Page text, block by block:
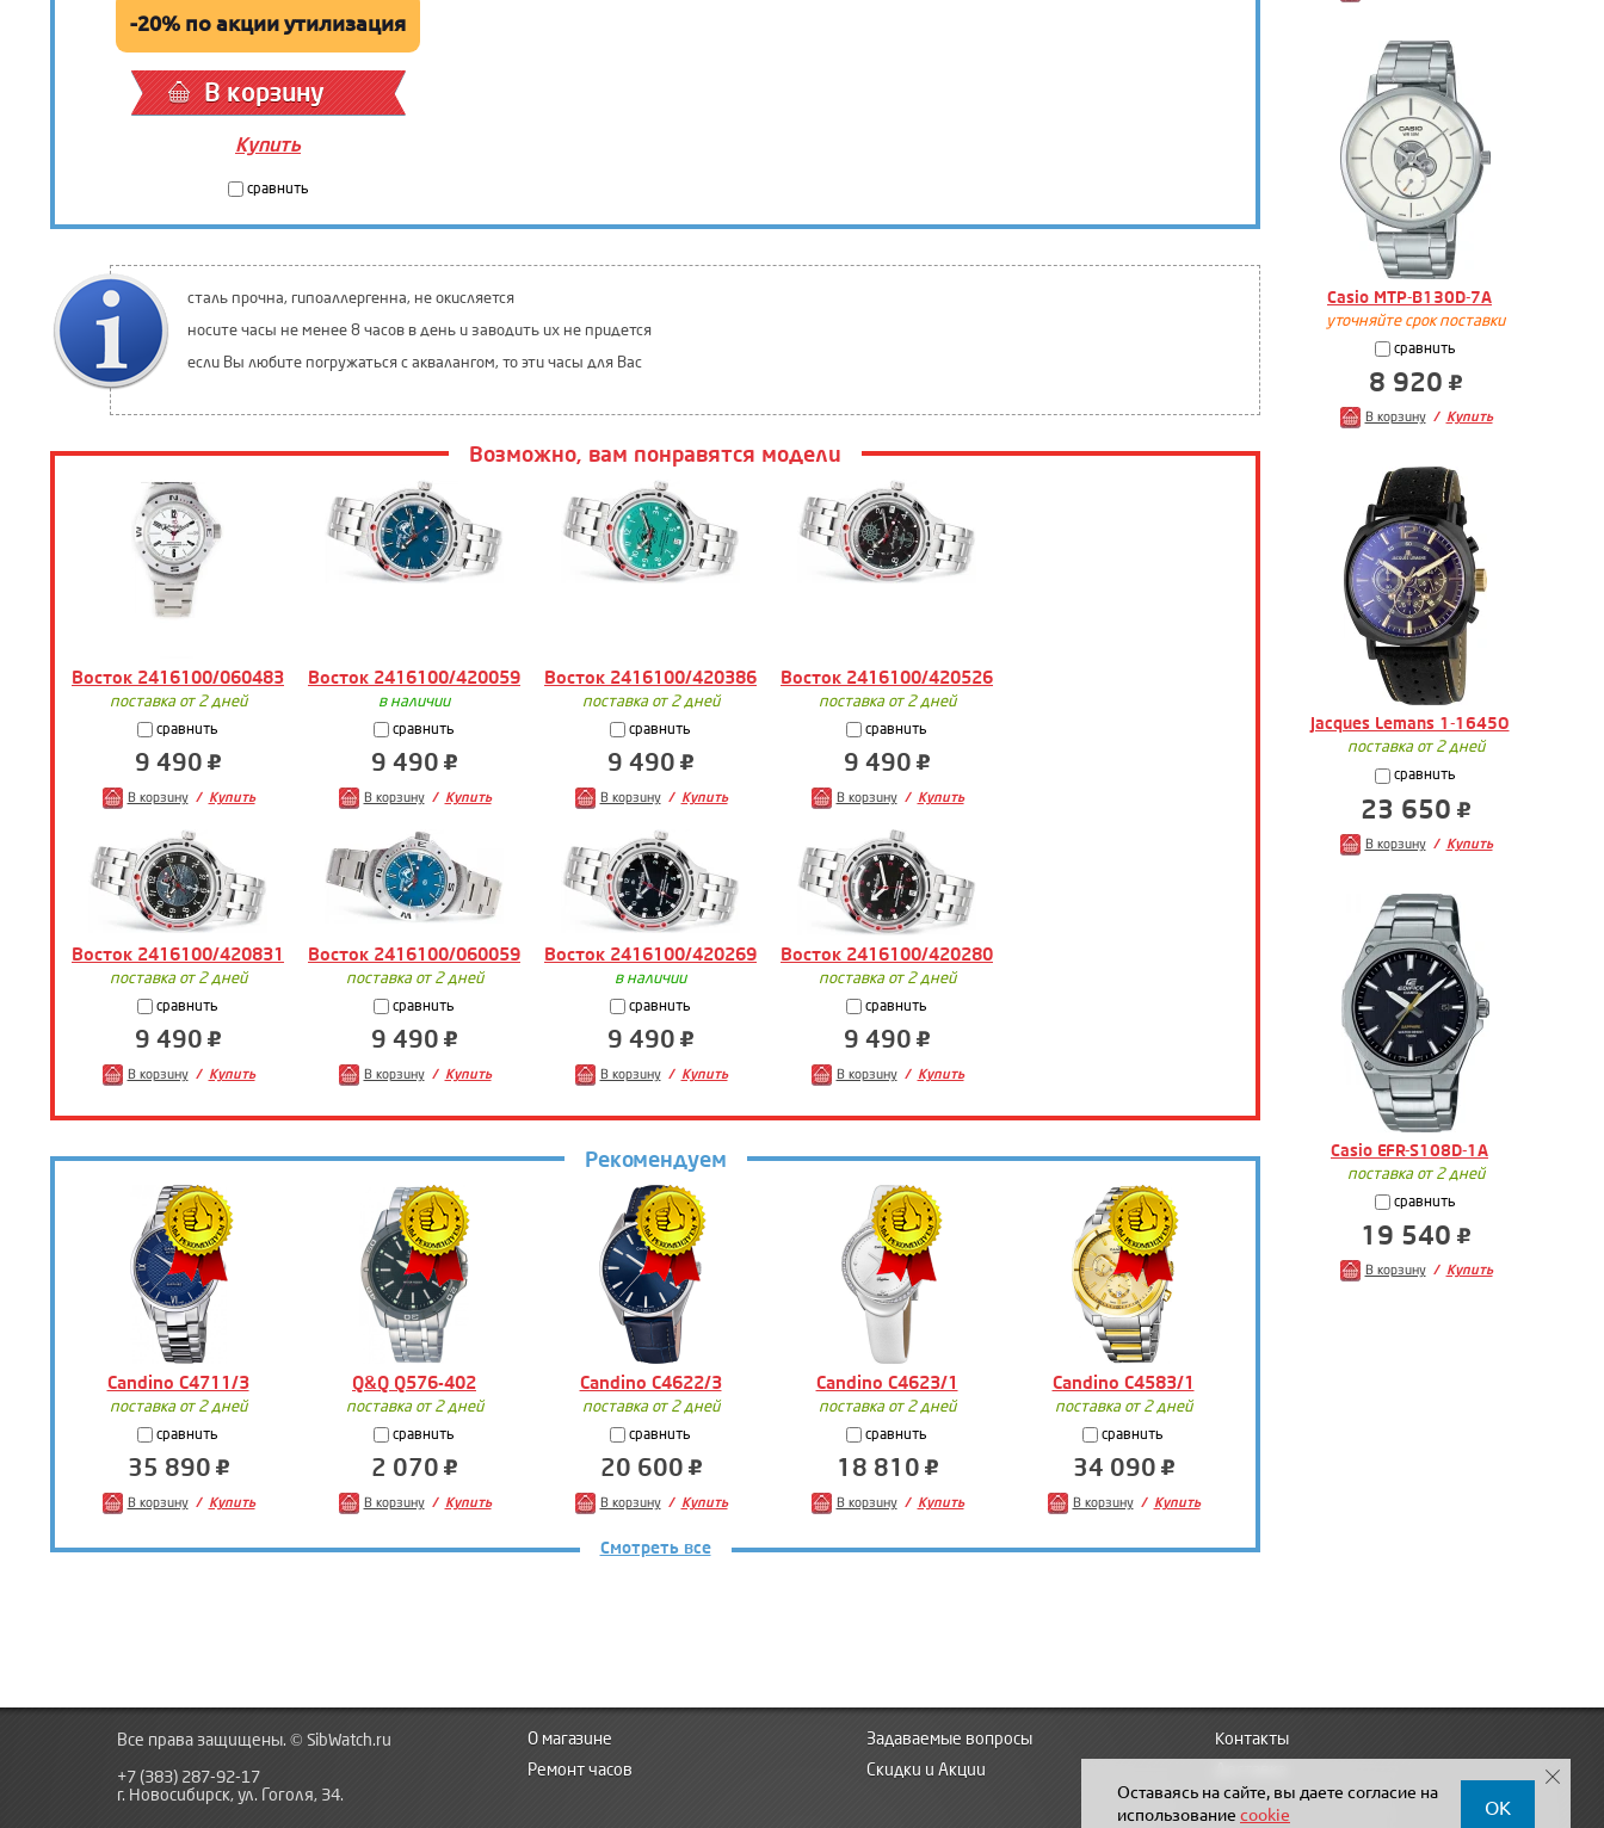
-20% по акции утилизация
В корзину
Купить
сравнить
сталь прочна, гипоаллергенна, не окисляется
носите часы не менее 8 часов в день и заводить их не придется
если Вы любите погружаться с аквалангом, то эти часы для Вас
Возможно, вам понравятся модели
Восток 2416100/060483 Восток 2416100/420059 Восток 2416100/420386 Восток 2416100/420526
поставка от 2 дней
сравнить
9 490
В корзину Купить
в наличии
сравнить
9 490
В корзину Купить
поставка от 2 дней
сравнить
9 490
В корзину Купить
поставка от 2 дней
сравнить
9 490
В корзину Купить
Восток 2416100/420831 Восток 2416100/060059 Восток 2416100/420269 Восток 2416100/420280
поставка от 2 дней
сравнить
9 490
В корзину Купить
поставка от 2 дней
сравнить
9 490
В корзину Купить
в наличии
сравнить
9 490
В корзину Купить
поставка от 2 дней
сравнить
9 490
В корзину Купить
Рекомендуем
Candino C4711/3 Q&Q Q576-402 Candino C4622/3 Candino C4623/1 Candino C4583/1
поставка от 2 дней
сравнить
35 890
В корзину Купить
поставка от 2 дней
сравнить
2 070
В корзину Купить
поставка от 2 дней
сравнить
20 600
В корзину Купить
поставка от 2 дней
сравнить
18 810
В корзину Купить
поставка от 2 дней
сравнить
34 090
В корзину Купить
Смотреть все
Casio MTP-B130D-7A
уточняйте срок поставки
сравнить
8 920
В корзину Купить
Jacques Lemans 1-1645O
поставка от 2 дней
сравнить
23 650
В корзину Купить
Casio EFR-S108D-1A
поставка от 2 дней
сравнить
19 540
В корзину Купить
Все права защищены. © SibWatch.ru
+7 (383) 287-92-17
г. Новосибирск, ул. Гоголя, 34.
О магазине Задаваемые вопросы
Контакты
Ремонт часов
Скидки и Акции
Оставаясь на сайте, вы даете согласие на
использование cookie OK